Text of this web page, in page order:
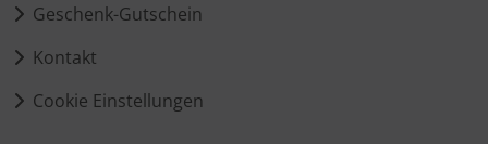
Geschenk-Gutschein
Kontakt
Cookie Einstellungen